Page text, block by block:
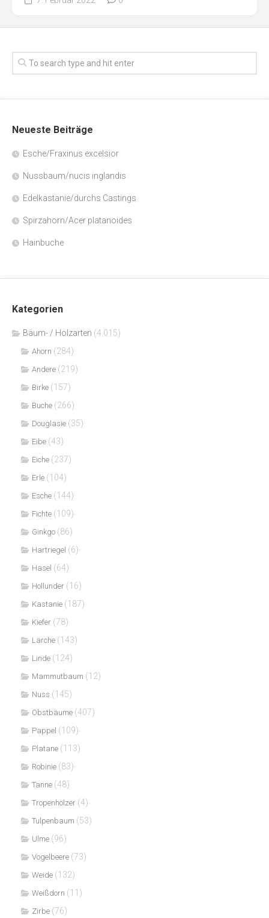
Neueste Beiträge
Esche/Fraxinus excelsior
Nussbaum/nucis inglandis
Edelkastanie/durchs Castings
Spirzahorn/Acer platanoides
Hainbuche
Kategorien
Bäum- / Holzarten (4.015)
Ahorn (284)
Andere (219)
Birke (157)
Buche (266)
Douglasie (35)
Eibe (43)
Eiche (237)
Erle (104)
Esche (144)
Fichte (109)
Ginkgo (86)
Hartriegel (6)
Hasel (64)
Hollunder (16)
Kastanie (187)
Kiefer (78)
Lärche (143)
Linde (124)
Mammutbaum (12)
Nuss (145)
Obstbäume (407)
Pappel (109)
Platane (113)
Robinie (83)
Tanne (48)
Tropenhölzer (4)
Tulpenbaum (53)
Ulme (96)
Vogelbeere (73)
Weide (132)
Weißdorn (11)
Zirbe (76)